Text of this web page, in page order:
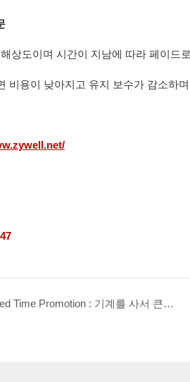
상도이며 시간이 지남에 따라 페이드
비용이 낮아지고 유지 보수가 감소하
Zywell March Limited Time Promotion : 기계를 사서 큰 가치를 누리십시오!